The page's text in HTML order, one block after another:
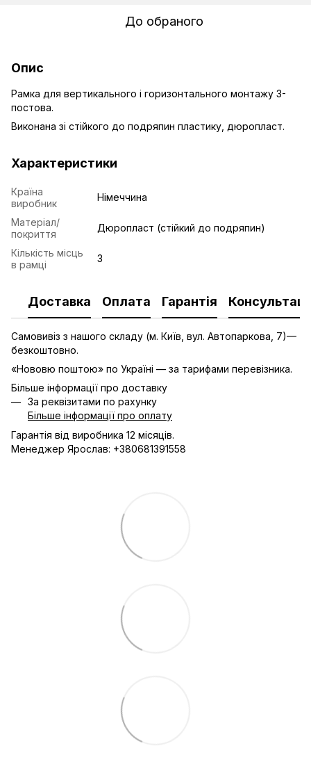
До обраного
Опис
Рамка для вертикального і горизонтального монтажу 3-
постова.
Виконана зі стійкого до подряпин пластику, дюропласт.
Характеристики
Країна
виробник
Німеччина
Матеріал/
покриття
Дюропласт (стійкий до подряпин)
Кількість місць
в рамці
3
Доставка Оплата Гарантія
Самовивіз з нашого складу (м. Київ, вул. Автопаркова, 7)—
безкоштовно.
«Нововю поштою» по Україні — за тарифами перевізника.
Більше інформації про доставку
За реквізитами по рахунку
Більше інформації про оплату
Гарантія від виробника 12 місяців.
Менеджер Ярослав: +380681391558